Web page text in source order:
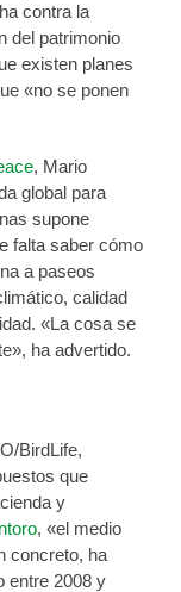
contra la
del patrimonio
existen planes
«no se ponen
, Mario
global para
supone
falta saber cómo
a paseos
calidad
«La cosa se
ha advertido.
BirdLife,
que
y
, «el medio
concreto, ha
entre 2008 y